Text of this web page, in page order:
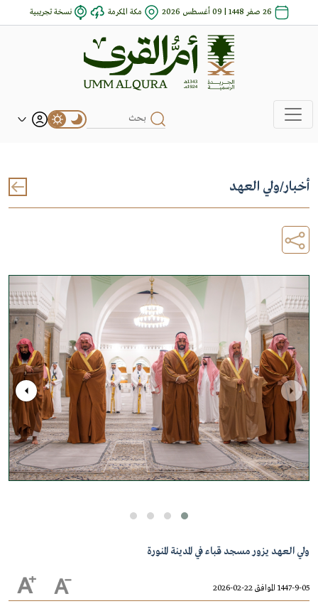
26 صفر 1448 | 09 أغسطس 2026 مكة المكرمة نسخة تجريبية
أخبار/ولي العهد
ولي العهد يزور مسجد قباء في المدينة المنورة
1447-9-05 الموافق 22-02-2026